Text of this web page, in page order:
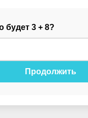
будет 3 + 8?
Продолжить